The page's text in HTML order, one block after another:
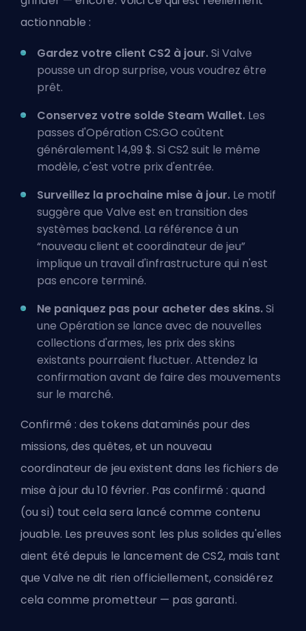
actionnable :
Gardez votre client CS2 à jour.Si Valve
pousse un drop surprise, vous voudrez être
prêt.
Conservez votre solde Steam Wallet. Les
passes d'Opération CS:GO coûtent
généralement 14,99 $. Si CS2 suit le même
modèle, c'est votre prix d'entrée.
Surveillez la prochaine mise à jour. Le motif
suggère que Valve est en transition des
systèmes backend. La référence à un
“nouveau client et coordinateur de jeu”
implique un travail d'infrastructure qui n'est
pas encore terminé.
Ne paniquez pas pour acheter des skins.Si
une Opération se lance avec de nouvelles
collections d'armes, les prix des skins
existants pourraient fluctuer. Attendez la
confirmation avant de faire des mouvements
sur le marché.
Confirmé : des tokens dataminés pour des
missions, des quêtes, et un nouveau
coordinateur de jeu existent dans les fichiers de
mise à jour du 10 février. Pas confirmé : quand
(ou si) tout cela sera lancé comme contenu
jouable. Les preuves sont les plus solides qu'elles
aient été depuis le lancement de CS2, mais tant
que Valve ne dit rien officiellement, considérez
cela comme prometteur — pas garanti.